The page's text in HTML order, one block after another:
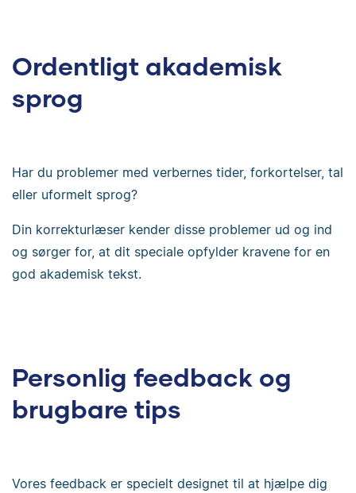
Ordentligt akademisk
sprog
Har du problemer med verbernes tider, forkortelser, tal
eller uformelt sprog?
Din korrekturlæser kender disse problemer ud og ind
og sørger for, at dit speciale opfylder kravene for en
god akademisk tekst.
Personlig feedback og
brugbare tips
Vores feedback er specielt designet til at hjælpe dig